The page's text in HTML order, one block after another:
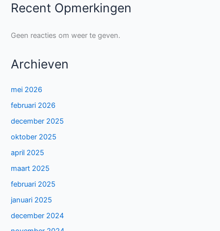
Recent Opmerkingen
Geen reacties om weer te geven.
Archieven
mei 2026
februari 2026
december 2025
oktober 2025
april 2025
maart 2025
februari 2025
januari 2025
december 2024